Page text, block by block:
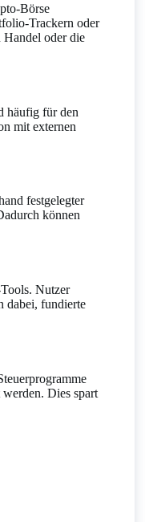
Börse
Trackern oder
Handel oder die
häufig für den
mit externen
festgelegter
können
Nutzer
dabei, fundierte
Dies spart